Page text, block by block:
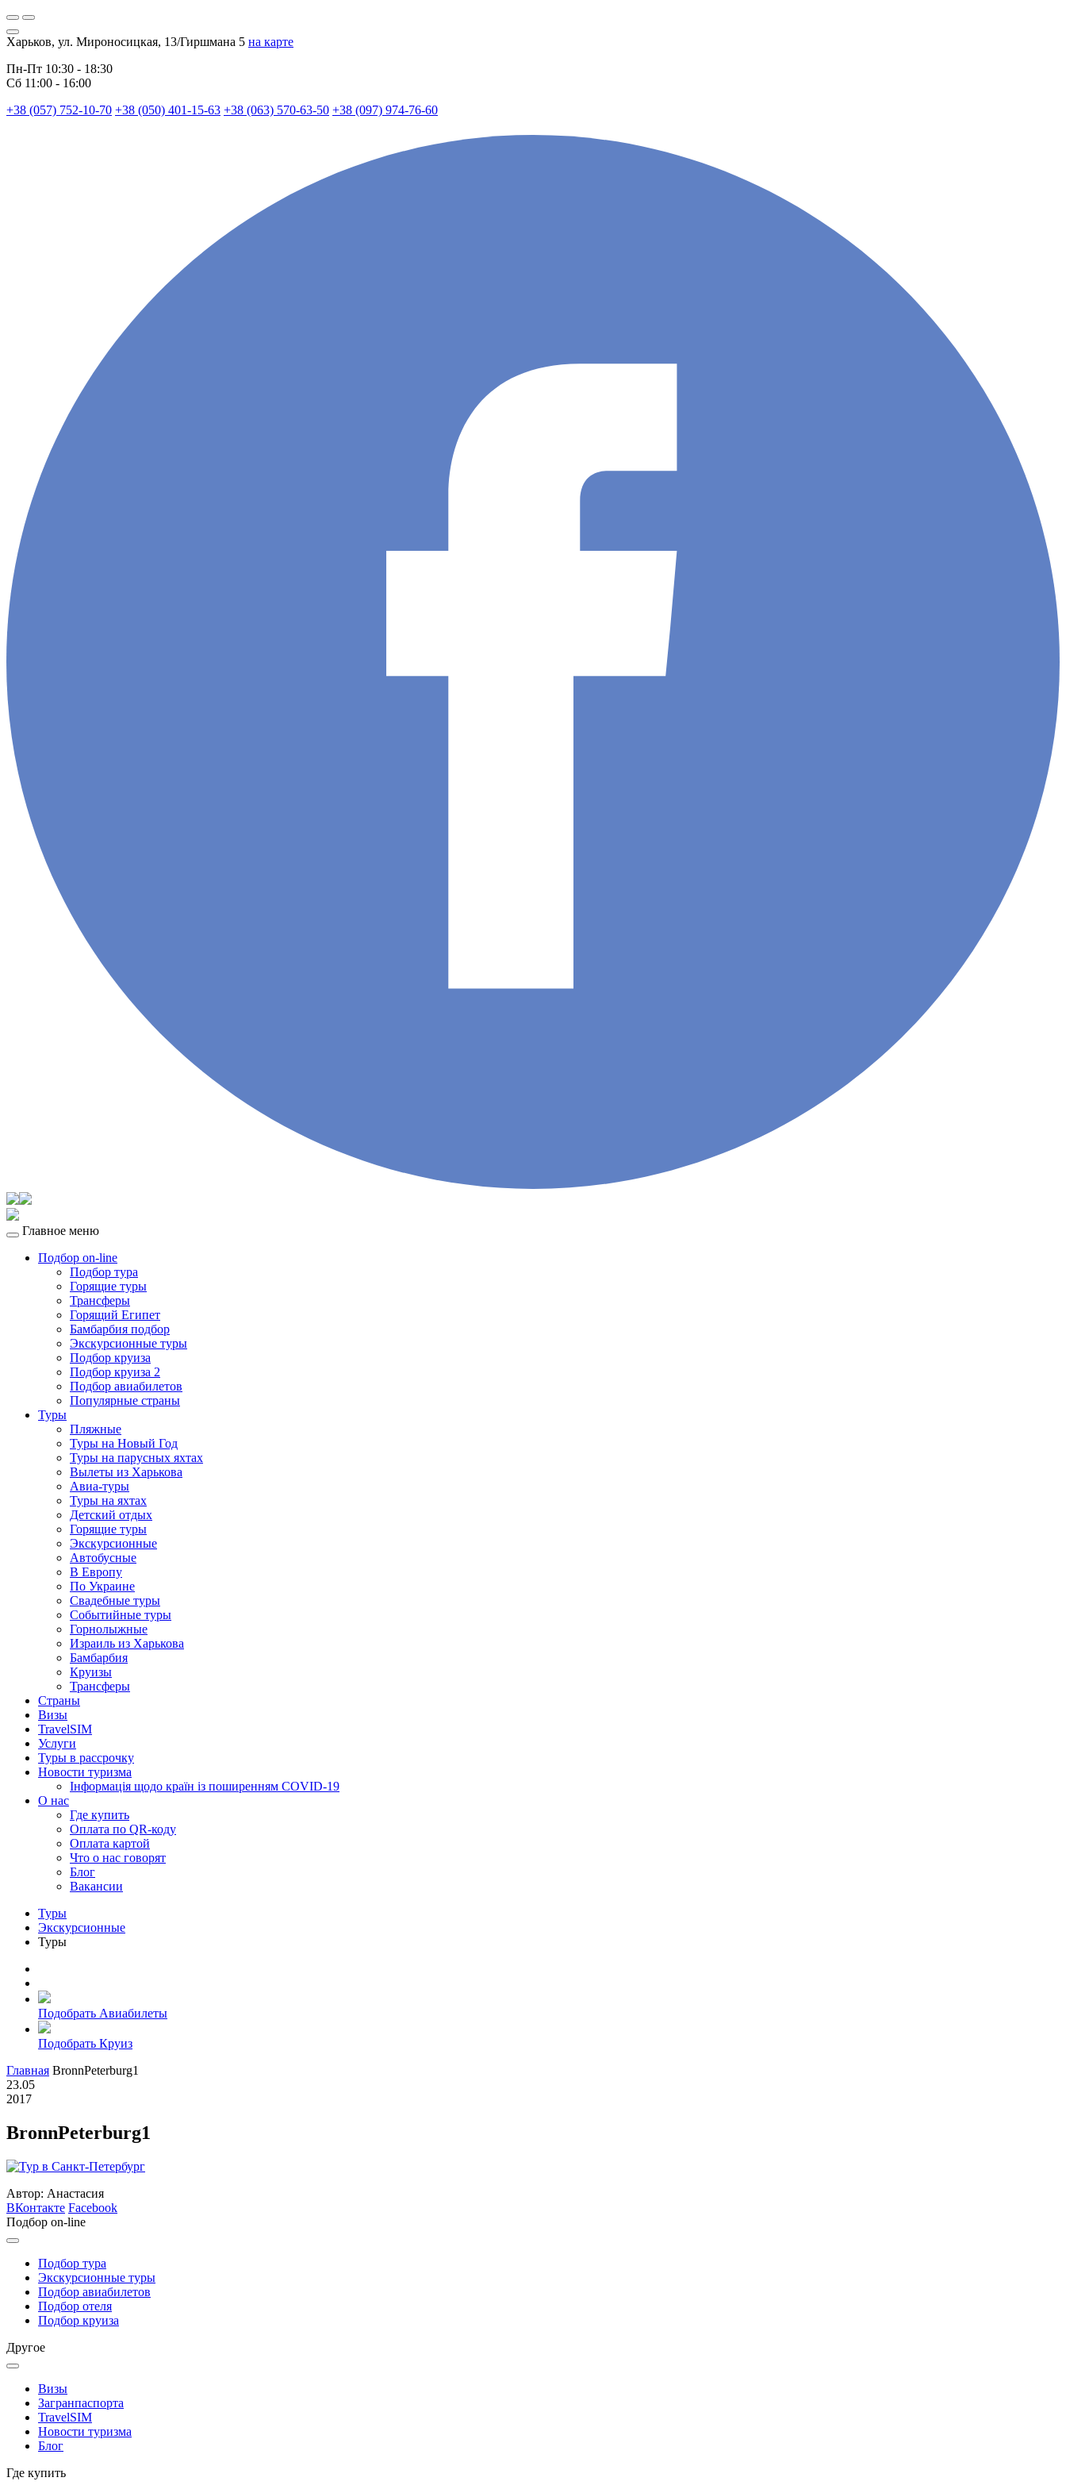
Харьков, ул. Мироносицкая, 13/Гиршмана 5 на карте
Пн-Пт 10:30 - 18:30
Сб 11:00 - 16:00
+38 (057) 752-10-70 +38 (050) 401-15-63 +38 (063) 570-63-50 +38 (097) 974-76-60
Главное меню
Подбор on-line
Подбор тура
Горящие туры
Трансферы
Горящий Египет
Бамбарбия подбор
Экскурсионные туры
Подбор круиза
Подбор круиза 2
Подбор авиабилетов
Популярные страны
Туры
Пляжные
Туры на Новый Год
Туры на парусных яхтах
Вылеты из Харькова
Авиа-туры
Туры на яхтах
Детский отдых
Горящие туры
Экскурсионные
Автобусные
В Европу
По Украине
Свадебные туры
Событийные туры
Горнолыжные
Израиль из Харькова
Бамбарбия
Круизы
Трансферы
Страны
Визы
TravelSIM
Услуги
Туры в рассрочку
Новости туризма
Інформація щодо країн із поширенням COVID-19
О нас
Где купить
Оплата по QR-коду
Оплата картой
Что о нас говорят
Блог
Вакансии
Туры
Экскурсионные
Туры
Подобрать Авиабилеты
Подобрать Круиз
Главная BronnPeterburg1
23.05
2017
BronnPeterburg1
Автор: Анастасия
ВКонтакте Facebook
Подбор on-line
Подбор тура
Экскурсионные туры
Подбор авиабилетов
Подбор отеля
Подбор круиза
Другое
Визы
Загранпаспорта
TravelSIM
Новости туризма
Блог
Где купить